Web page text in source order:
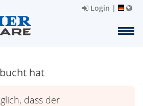
Login |
hat
dass der